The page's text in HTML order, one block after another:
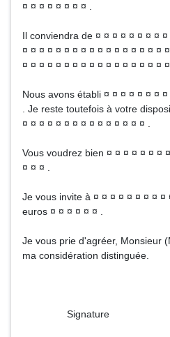
¤ ¤ ¤ ¤ ¤ ¤ ¤ ¤ .
Il conviendra de ¤ ¤ ¤ ¤ ¤ ¤ ¤ ¤
¤ ¤ ¤ ¤ ¤ ¤ ¤ ¤ ¤ ¤ ¤ ¤ ¤ ¤ ¤ ¤ ¤
¤ ¤ ¤ ¤ ¤ ¤ ¤ ¤ ¤ ¤ ¤ ¤ ¤ ¤ ¤ ¤ ¤ ¤ .
Nous avons établi ¤ ¤ ¤ ¤ ¤ ¤ ¤
. Je reste toutefois à votre
¤ ¤ ¤ ¤ ¤ ¤ ¤ ¤ ¤ ¤ ¤ ¤ ¤ ¤ ¤ .
Vous voudrez bien ¤ ¤ ¤ ¤ ¤ ¤ ¤
¤ ¤ ¤ .
Je vous invite à ¤ ¤ ¤ ¤ ¤ ¤ ¤ ¤ ¤
euros ¤ ¤ ¤ ¤ ¤ ¤ .
Je vous prie d'agréer, Monsieur
ma considération distinguée.
Signature